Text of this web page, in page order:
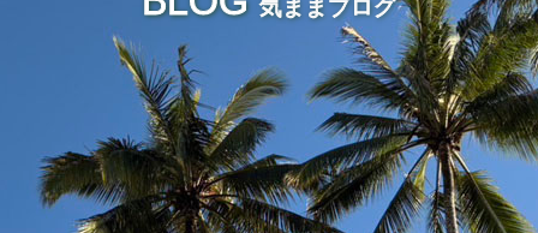
気ままブログ